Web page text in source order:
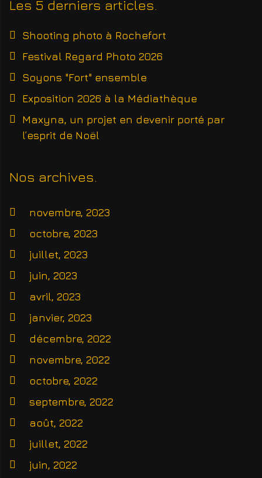
Les 5 derniers articles
Shooting photo à Rochefort
Festival Regard Photo 2026
Soyons "Fort" ensemble
Exposition 2026 à la Médiathèque
Maxyna, un projet en devenir porté par
l’esprit de Noël
Nos archives
novembre, 2023
octobre, 2023
juillet, 2023
juin, 2023
avril, 2023
janvier, 2023
décembre, 2022
novembre, 2022
octobre, 2022
septembre, 2022
août, 2022
juillet, 2022
juin, 2022